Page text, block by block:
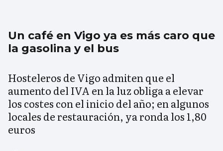
Un café en Vigo ya es más caro que
la gasolina y el bus
Hosteleros de Vigo admiten que el
aumento del IVA en la luz obliga a elevar
los costes con el inicio del año; en algunos
locales de restauración, ya ronda los 1,80
euros